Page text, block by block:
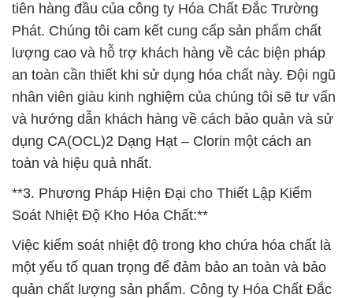
tiên hàng đầu của công ty Hóa Chất Đắc Trường
Phát. Chúng tôi cam kết cung cấp sản phẩm chất
lượng cao và hỗ trợ khách hàng về các biện pháp
an toàn cần thiết khi sử dụng hóa chất này. Đội ngũ
nhân viên giàu kinh nghiệm của chúng tôi sẽ tư vấn
và hướng dẫn khách hàng về cách bảo quản và sử
dụng CA(OCL)2 Dạng Hạt – Clorin một cách an
toàn và hiệu quả nhất.
**3. Phương Pháp Hiện Đại cho Thiết Lập Kiểm
Soát Nhiệt Độ Kho Hóa Chất:**
Việc kiểm soát nhiệt độ trong kho chứa hóa chất là
một yếu tố quan trọng để đảm bảo an toàn và bảo
quản chất lượng sản phẩm. Công ty Hóa Chất Đắc